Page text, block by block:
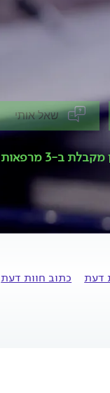
שאל אותי
ב-3 מרפאות
כתוב חוות דעת